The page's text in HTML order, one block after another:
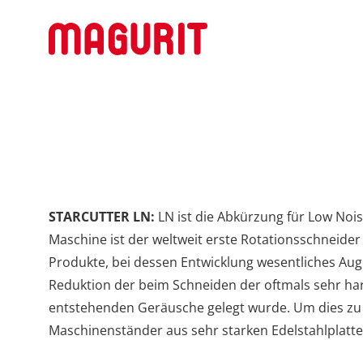
STARCUTTER LN: LN ist die Abkürzung für Low
Maschine ist der weltweit erste
Produkte, bei dessen Entwicklung wesentliches
Reduktion der beim Schneiden der oftmals sehr
entstehenden Geräusche gelegt wurde. Um dies
Maschinenständer aus sehr starken